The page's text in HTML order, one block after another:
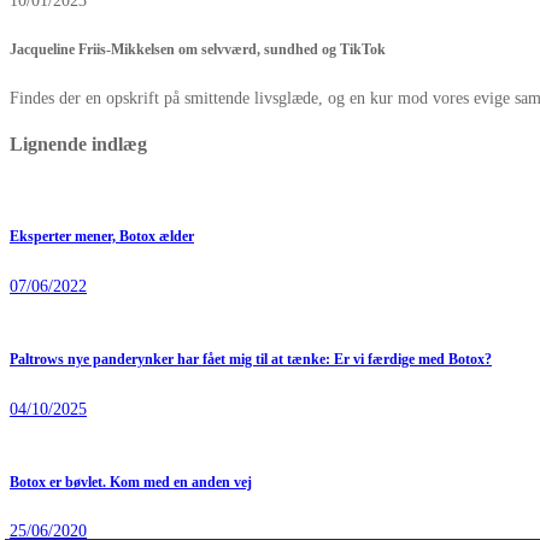
Jacqueline Friis-Mikkelsen om selvværd, sundhed og TikTok
Findes der en opskrift på smittende livsglæde, og en kur mod vores evige
Lignende indlæg
Eksperter mener, Botox ælder
07/06/2022
Paltrows nye panderynker har fået mig til at tænke: Er vi færdige med Botox?
04/10/2025
Botox er bøvlet. Kom med en anden vej
25/06/2020